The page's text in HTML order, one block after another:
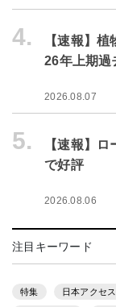
4.
【速報】
26年上期過
2026.08.07
5.
【速報】
で好評
2026.08.06
注目キーワード
特集 日本アクセス